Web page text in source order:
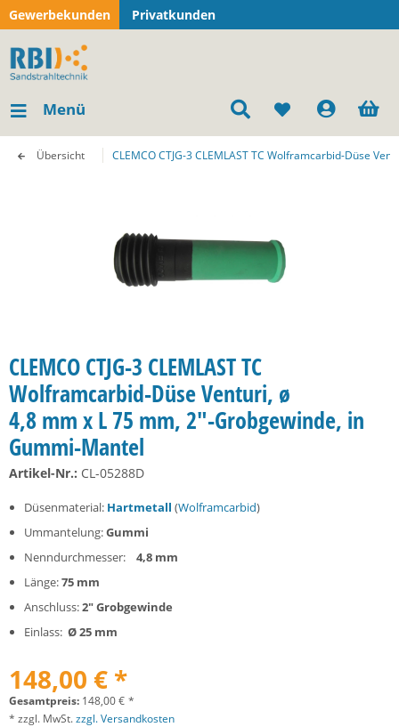
Gewerbekunden Privatkunden
Menü
Übersicht CLEMCO CTJG-3 CLEMLAST TC Wolframcarbid-Düse
CLEMCO CTJG-3 CLEMLAST TC
Wolframcarbid-Düse Venturi, ø
4,8 mm x L 75 mm, 2"-Grobgewinde, in
Gummi-Mantel
Artikel-Nr.: CL-05288D
Düsenmaterial: Hartmetall (Wolframcarbid)
Ummantelung:Gummi
Nenndurchmesser: 4,8 mm
Länge:75 mm
Anschluss:2" Grobgewinde
Einlass: Ø 25 mm
148,00 € *
Gesamtpreis: 148,00€ *
* zzgl. MwSt.zzgl. Versandkosten